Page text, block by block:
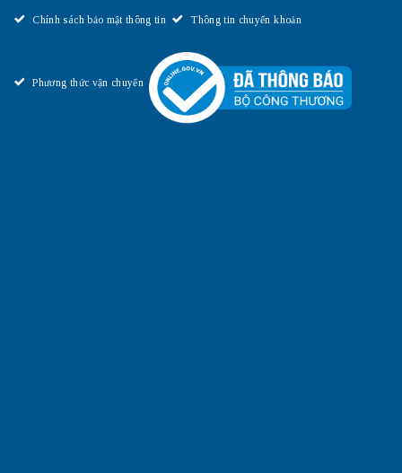
Chính sách bảo mật thông tin Thông tin chuyển khoản
Phương thức vận chuyển